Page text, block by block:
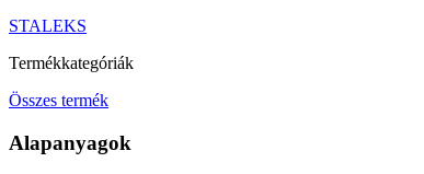
STALEKS
Termékkategóriák
Összes termék
Alapanyagok